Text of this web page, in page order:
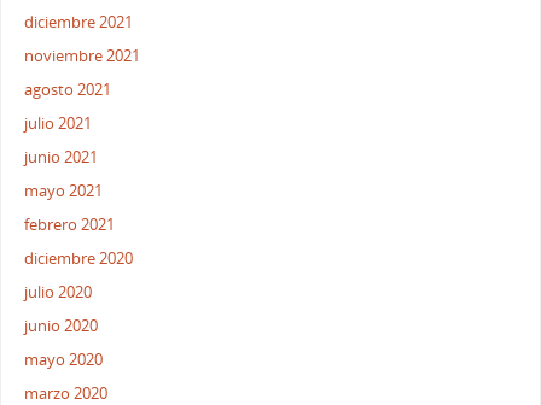
diciembre 2021
noviembre 2021
agosto 2021
julio 2021
junio 2021
mayo 2021
febrero 2021
diciembre 2020
julio 2020
junio 2020
mayo 2020
marzo 2020